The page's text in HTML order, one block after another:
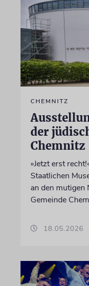
CHEMNITZ
der
Chemnitz
»Jetzt erst
Staatlichen
an den mutigen
Gemeinde
18.05.2026